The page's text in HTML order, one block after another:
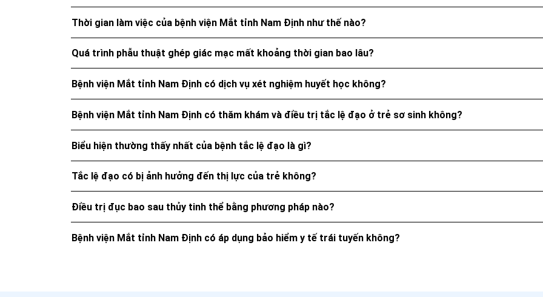
Thời gian làm việc của bệnh viện Mắt tỉnh Nam Định như thế nào?
Quá trình phẫu thuật ghép giác mạc mất khoảng thời gian bao lâu?
Bệnh viện Mắt tỉnh Nam Định có dịch vụ xét nghiệm huyết học không?
Bệnh viện Mắt tỉnh Nam Định có thăm khám và điều trị tắc lệ đạo ở trẻ sơ sinh không?
Biểu hiện thường thấy nhất của bệnh tắc lệ đạo là gì?
Tắc lệ đạo có bị ảnh hưởng đến thị lực của trẻ không?
Điều trị đục bao sau thủy tinh thể bằng phương pháp nào?
Bệnh viện Mắt tỉnh Nam Định có áp dụng bảo hiểm y tế trái tuyến không?